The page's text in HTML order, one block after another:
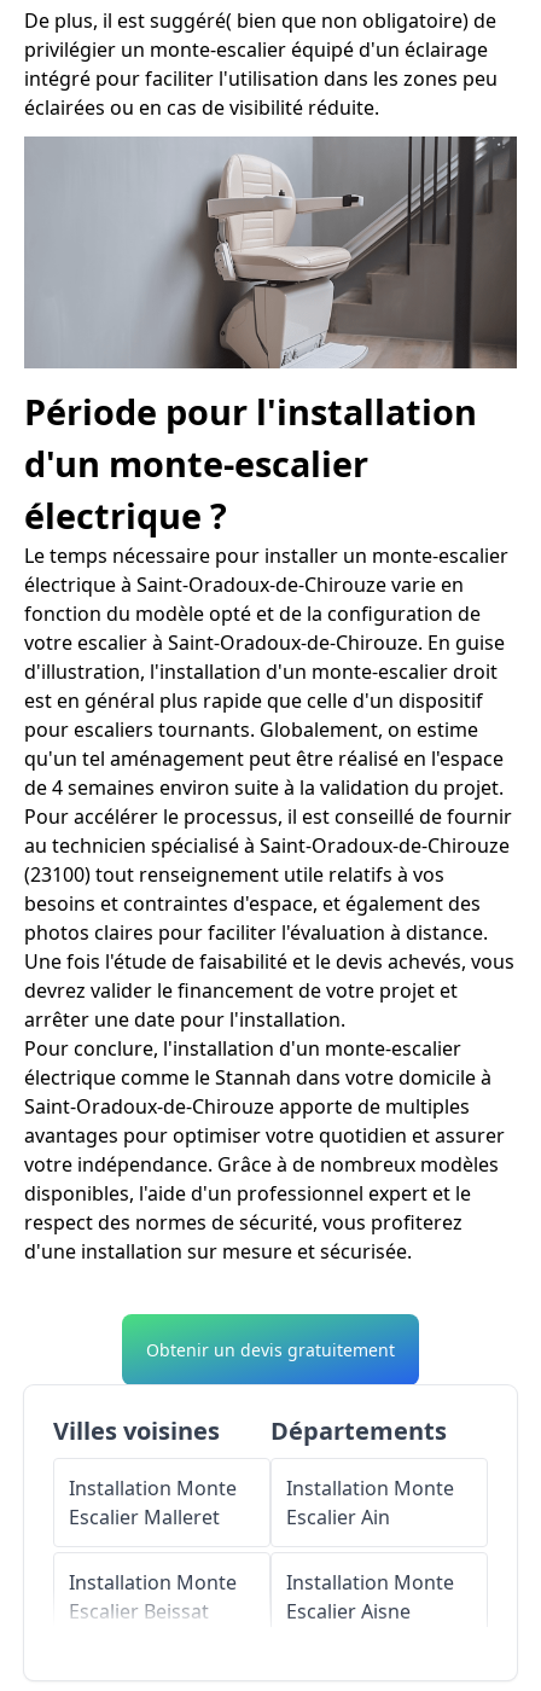
De plus, il est suggéré( bien que non obligatoire) de
privilégier un monte-escalier équipé d'un éclairage
intégré pour faciliter l'utilisation dans les zones peu
éclairées ou en cas de visibilité réduite.
Période pour l'installation
d'un monte-escalier
électrique ?
Le temps nécessaire pour installer un monte-escalier
électrique à Saint-Oradoux-de-Chirouze varie en
fonction du modèle opté et de la configuration de
votre escalier à Saint-Oradoux-de-Chirouze. En guise
d'illustration, l'installation d'un monte-escalier droit
est en général plus rapide que celle d'un dispositif
pour escaliers tournants. Globalement, on estime
qu'un tel aménagement peut être réalisé en l'espace
de 4 semaines environ suite à la validation du projet.
Pour accélérer le processus, il est conseillé de fournir
au technicien spécialisé à Saint-Oradoux-de-Chirouze
(23100) tout renseignement utile relatifs à vos
besoins et contraintes d'espace, et également des
photos claires pour faciliter l'évaluation à distance.
Une fois l'étude de faisabilité et le devis achevés, vous
devrez valider le financement de votre projet et
arrêter une date pour l'installation.
Pour conclure, l'installation d'un monte-escalier
électrique comme le Stannah dans votre domicile à
Saint-Oradoux-de-Chirouze apporte de multiples
avantages pour optimiser votre quotidien et assurer
votre indépendance. Grâce à de nombreux modèles
disponibles, l'aide d'un professionnel expert et le
respect des normes de sécurité, vous profiterez
d'une installation sur mesure et sécurisée.
Obtenir un devis gratuitement
Villes voisines
Installation Monte
Escalier Malleret
Installation Monte
Escalier Beissat
Installation Monte
Départements
Installation Monte
EscalierAin
Installation Monte
EscalierAisne
Installation Monte